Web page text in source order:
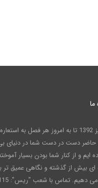
ما
از پاییز 1392 تا به امروز هر فصل به
دست در دست شما در دنیای بی
ایم و از کنار شما بودن بسیار
ای بیش از گذشته و نگاهی عمیق تر
دهیم. تماس با شعب "ریس": 02191001115